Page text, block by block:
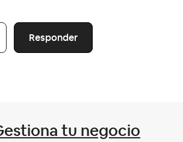
Responder
tu negocio